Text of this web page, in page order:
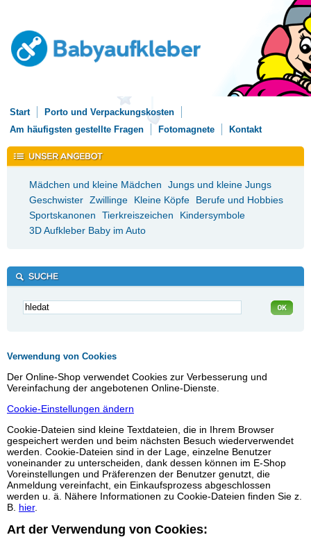
Start
Porto und Verpackungskosten
Am häufigsten gestellte Fragen
Fotomagnete Kontakt
Mädchen und kleine Mädchen
Jungs und kleine Jungs
Geschwister Zwillinge Kleine Köpfe
Berufe und Hobbies
Sportskanonen
Tierkreiszeichen
Kindersymbole
3D Aufkleber Baby im Auto
Verwendung von Cookies
Der Online-Shop verwendet Cookies zur Verbesserung und
Vereinfachung der angebotenen Online-Dienste.
Cookie-Einstellungen ändern
Cookie-Dateien sind kleine Textdateien, die in Ihrem Browser
gespeichert werden und beim nächsten Besuch wiederverwendet
werden. Cookie-Dateien sind in der Lage, einzelne Benutzer
voneinander zu unterscheiden, dank dessen können im E-Shop
Voreinstellungen und Präferenzen der Benutzer genutzt, die
Anmeldung vereinfacht, ein Einkaufsprozess abgeschlossen
werden u. ä. Nähere Informationen zu Cookie-Dateien finden Sie z.
B. hier.
Art der Verwendung von Cookies: